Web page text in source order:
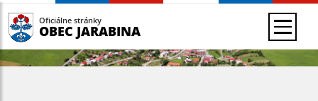
Oficiálne stránky
OBEC JARABINA